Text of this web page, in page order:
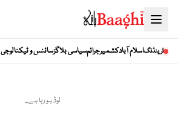
ٹرینڈنگاسلام آبادکشمیرجرائمسیاسی بلاگزسائنس و ٹیکنالوجی
لوڈ ہو رہا ہے...